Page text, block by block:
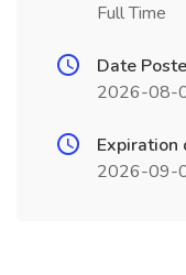
Full Time
Date
2026-08-
Expiration
2026-09-